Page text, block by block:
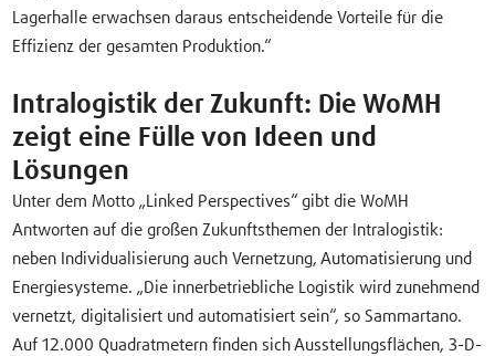
Lagerhalle erwachsen daraus entscheidende Vorteile für die
Effizienz der gesamten Produktion.“
Intralogistik der Zukunft: Die WoMH
zeigt eine Fülle von Ideen und
Lösungen
Unter dem Motto „Linked Perspectives“ gibt die WoMH
Antworten auf die großen Zukunftsthemen der Intralogistik:
neben Individualisierung auch Vernetzung, Automatisierung und
Energiesysteme. „Die innerbetriebliche Logistik wird zunehmend
vernetzt, digitalisiert und automatisiert sein“, so Sammartano.
Auf 12.000 Quadratmetern finden sich Ausstellungsflächen, 3-D-